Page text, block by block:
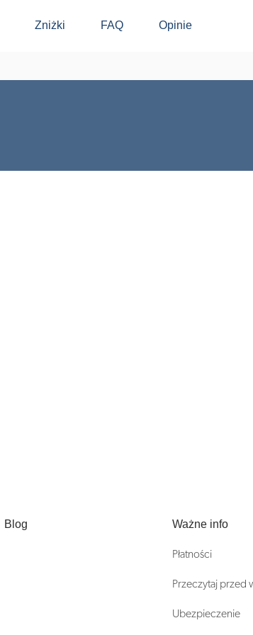
Zniżki FAQ Opinie
Blog Ważne info
Płatności
Przeczytaj przed
Ubezpieczenie